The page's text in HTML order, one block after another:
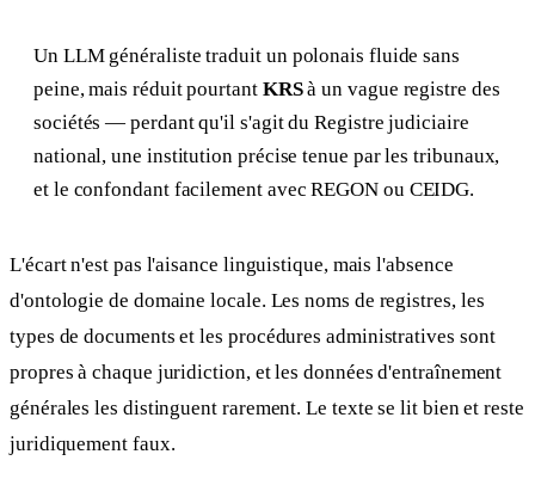
Un LLM généraliste traduit un polonais fluide sans
peine, mais réduit pourtant KRSà un vague registre des
sociétés — perdant qu'il s'agit du Registre judiciaire
national, une institution précise tenue par les tribunaux,
et le confondant facilement avec REGON ou CEIDG.
L'écart n'est pas l'aisance linguistique, mais l'absence
d'ontologie de domaine locale. Les noms de registres, les
types de documents et les procédures administratives sont
propres à chaque juridiction, et les données d'entraînement
générales les distinguent rarement. Le texte se lit bien et reste
juridiquement faux.